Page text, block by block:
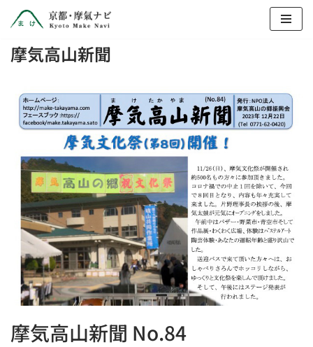
ン
ン
へ
ス
キ
ッ
プ
摩気高山新聞
摩気高山新聞 No.84